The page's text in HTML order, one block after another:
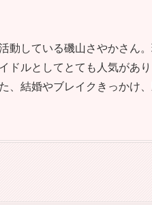
動している磯山さやかさん
ドルとしてとても人気があ
、結婚やブレイクきっかけ